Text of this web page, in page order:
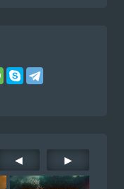
◀ ▶